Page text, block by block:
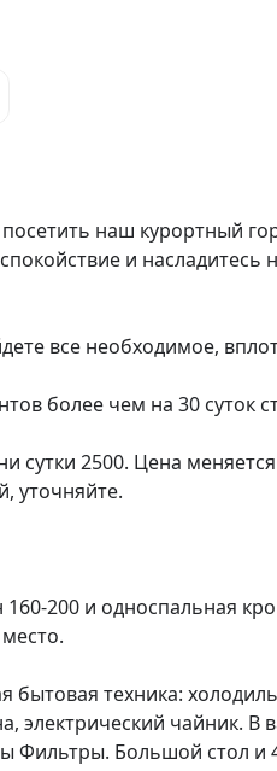
наш курортный
и
все необходимое,
более чем на 30 суток
сутки 2500. Цена
уточняйте.
200 и односпальная
бытовая техника:
электрический чайник. В
Фильтры. Большой стол и